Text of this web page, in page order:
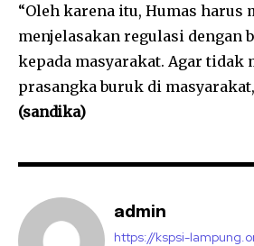
“Oleh karena itu, Humas harus
menjelasakan regulasi dengan
kepada masyarakat. Agar tidak
prasangka buruk di
(sandika)
admin
https://kspsi-